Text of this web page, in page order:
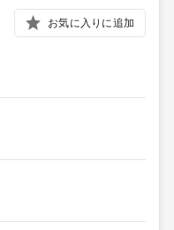
お気に入りに追加